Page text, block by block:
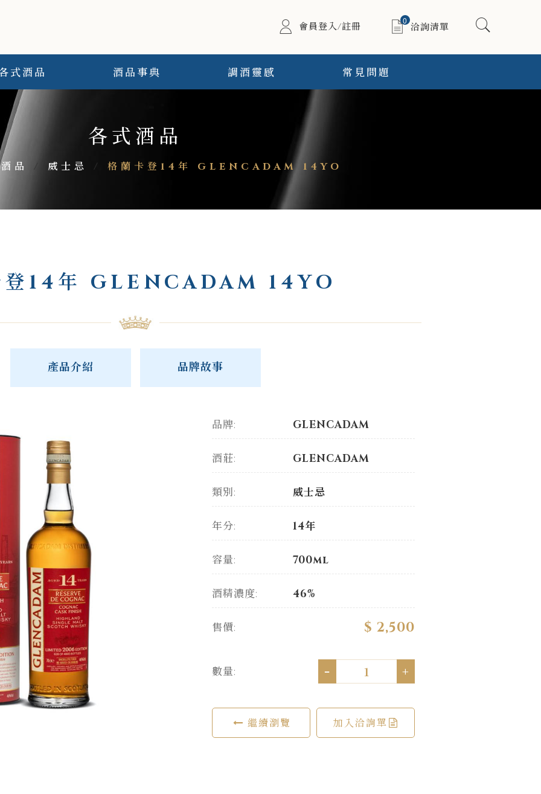
會員登入/註冊 0
洽詢清單
式酒品 酒品事典 調酒靈感 常見問題
各式酒品
品 / 威士忌 / 格蘭卡登14年 GLENCADAM 14YO
登14年 GLENCADAM 14YO
產品介紹 品牌故事
品牌: GLENCADAM
酒莊: GLENCADAM
類別: 威士忌
年分: 14年
容量: 700ml
酒精濃度: 46%
售價: $ 2,500
數量: - +
繼續瀏覽 加入洽詢單